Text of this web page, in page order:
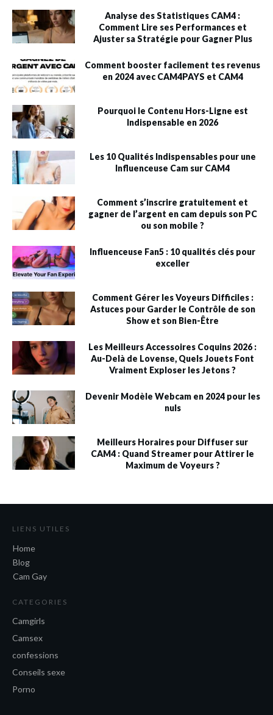
Analyse des Statistiques CAM4 :
Comment Lire ses Performances et
Ajuster sa Stratégie pour Gagner Plus
Comment booster facilement tes revenus
en 2024 avec CAM4PAYS et CAM4
Pourquoi le Contenu Hors-Ligne est
Indispensable en 2026
Les 10 Qualités Indispensables pour une
Influenceuse Cam sur CAM4
Comment s’inscrire gratuitement et
gagner de l’argent en cam depuis son PC
ou son mobile ?
Influenceuse Fan5 : 10 qualités clés pour
exceller
Comment Gérer les Voyeurs Difficiles :
Astuces pour Garder le Contrôle de son
Show et son Bien-Être
Les Meilleurs Accessoires Coquins 2026 :
Au-Delà de Lovense, Quels Jouets Font
Vraiment Exploser les Jetons ?
Devenir Modèle Webcam en 2024 pour les
nuls
Meilleurs Horaires pour Diffuser sur
CAM4 : Quand Streamer pour Attirer le
Maximum de Voyeurs ?
LIENS UTILES
Home
Blog
Cam Gay
CATEGORIES
Camgirls
Camsex
confessions
Conseils sexe
Porno